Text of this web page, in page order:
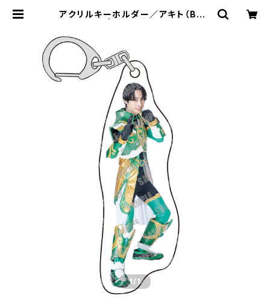
アクリルキーホルダー／アキト（BAK
1 /1